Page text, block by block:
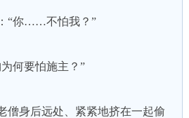
“你……不怕我？”
何要怕施主？”
僧身后远处、紧紧地挤在一起偷